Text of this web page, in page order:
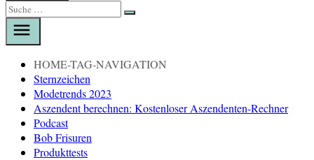
Suche
nach:
Suche
HOME-TAG-NAVIGATION
Sternzeichen
Modetrends 2023
Aszendent berechnen: Kostenloser Aszendenten-Rechner
Podcast
Bob Frisuren
Produkttests